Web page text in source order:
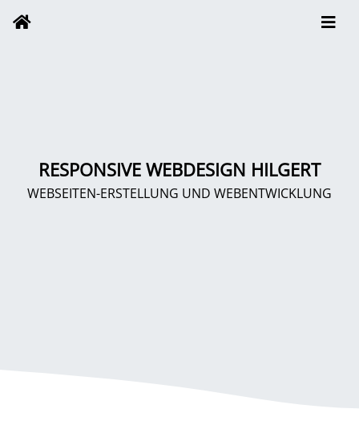
RESPONSIVE WEBDESIGN HILGERT
WEBSEITEN-ERSTELLUNG UND WEBENTWICKLUNG